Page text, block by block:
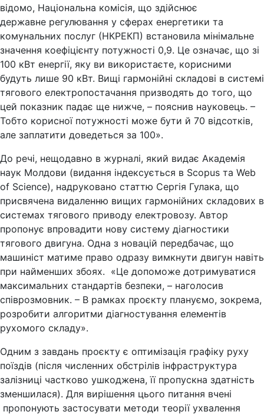
відомо, Національна комісія, що здійснює
державне регулювання у сферах енергетики та
комунальних послуг (НКРЕКП) встановила мінімальне
значення коефіцієнту потужності 0,9. Це означає, що зі
100 кВт енергії, яку ви використаєте, корисними
будуть лише 90 кВт. Вищі гармонійні складові в системі
тягового електропостачання призводять до того, що
цей показник падає ще нижче, – пояснив науковець. –
Тобто корисної потужності може бути й 70 відсотків,
але заплатити доведеться за 100».
До речі, нещодавно в журналі, який видає Академія
наук Молдови (видання індексується в Scopus та Web
of Science), надруковано статтю Сергія Гулака, що
присвячена видаленню вищих гармонійних складових в
системах тягового приводу електровозу. Автор
пропонує впровадити нову систему діагностики
тягового двигуна. Одна з новацій передбачає, що
машиніст матиме право одразу вимкнути двигун навіть
при найменших збоях. «Це допоможе дотримуватися
максимальних стандартів безпеки, – наголосив
співрозмовник. – В рамках проєкту плануємо, зокрема,
розробити алгоритми діагностування елементів
рухомого складу».
Одним з завдань проєкту є оптимізація графіку руху
поїздів (після численних обстрілів інфраструктура
залізниці частково ушкоджена, її пропускна здатність
зменшилася). Для вирішення цього питання вчені
пропонують застосувати методи теорії ухвалення